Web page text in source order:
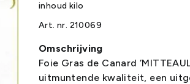
inhoud kilo
Art. nr. 210069
Omschrijving
Foie Gras de Canard
uitmuntende kwaliteit, een